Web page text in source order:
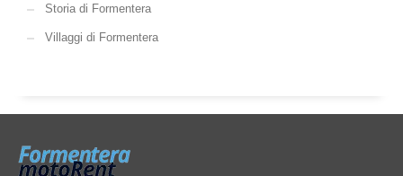
Storia di Formentera
Villaggi di Formentera